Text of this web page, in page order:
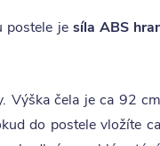
postele je síla ABS
Výška čela je ca 92
do postele vložíte ca